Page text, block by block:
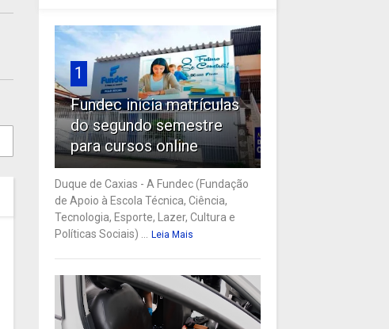
1
Fundec inicia matrículas
do segundo semestre
para cursos online
Duque de Caxias - A Fundec (Fundação
de Apoio à Escola Técnica, Ciência,
Tecnologia, Esporte, Lazer, Cultura e
Políticas Sociais) ...
Leia Mais